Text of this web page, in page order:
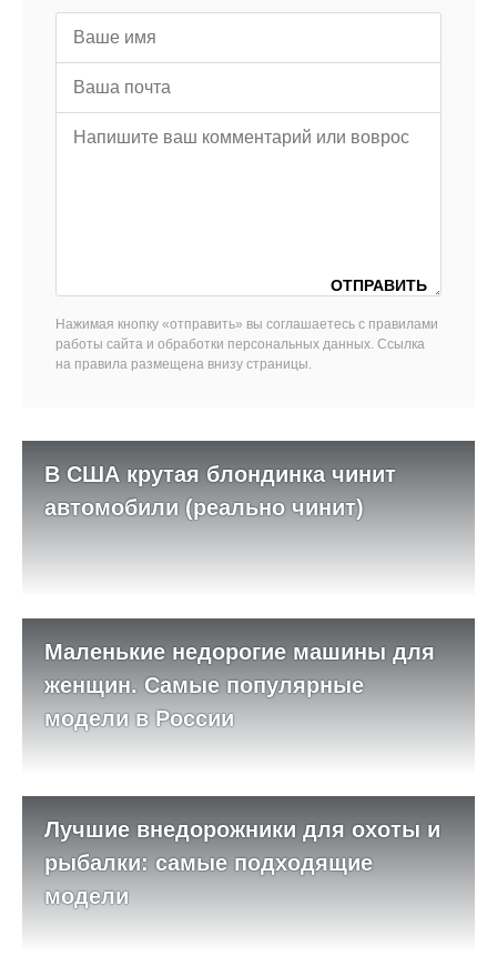
Нажимая кнопку «отправить» вы соглашаетесь с правилами
работы сайта и обработки персональных данных. Ссылка
на правила размещена внизу страницы.
В США крутая блондинка чинит
автомобили (реально чинит)
Маленькие недорогие машины для
женщин. Самые популярные
модели в России
Лучшие внедорожники для охоты и
рыбалки: самые подходящие
модели